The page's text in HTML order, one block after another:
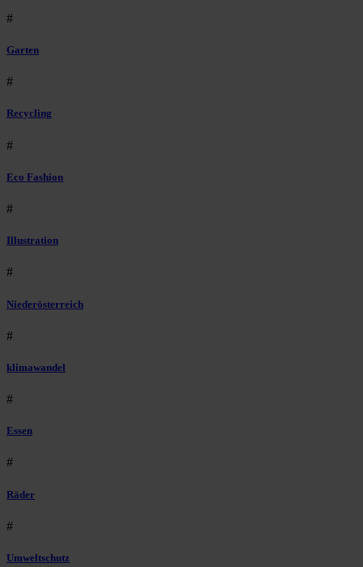
#
Garten
#
Recycling
#
Eco Fashion
#
Illustration
#
Niederösterreich
#
klimawandel
#
Essen
#
Räder
#
Umweltschutz